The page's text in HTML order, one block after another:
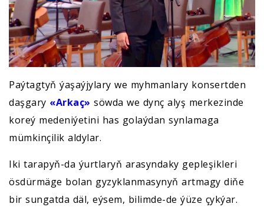
Paýtagtyň ýaşaýjylary we myhmanlary konsertden
daşgary «Arkaç» söwda we dynç alyş merkezinde
koreý medeniýetini has golaýdan synlamaga
mümkinçilik aldylar.
Iki tarapyň-da ýurtlaryň arasyndaky gepleşikleri
ösdürmäge bolan gyzyklanmasynyň artmagy diňe
bir sungatda däl, eýsem, bilimde-de ýüze çykýar.